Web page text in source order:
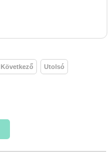
Következő Utolsó